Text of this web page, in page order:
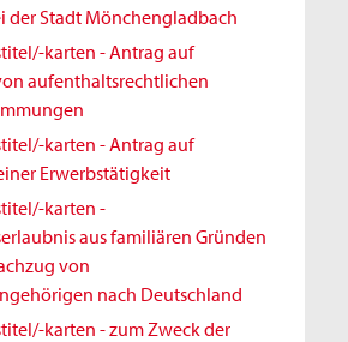
der Stadt Mönchengladbach
karten - Antrag auf
aufenthaltsrechtlichen
karten - Antrag auf
Erwerbstätigkeit
karten -
aus familiären Gründen
von
nach Deutschland
karten - zum Zweck der